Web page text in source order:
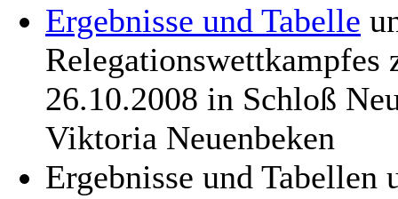
Ergebnisse und Tabelle
Relegationswettkampfes
26.10.2008 in Schloß
Viktoria Neuenbeken
Ergebnisse und Tabellen